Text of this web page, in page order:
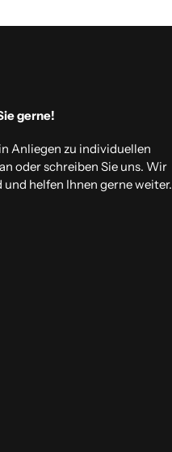
gerne!
Anliegen zu individuellen
oder schreiben Sie uns. Wir
helfen Ihnen gerne weiter.